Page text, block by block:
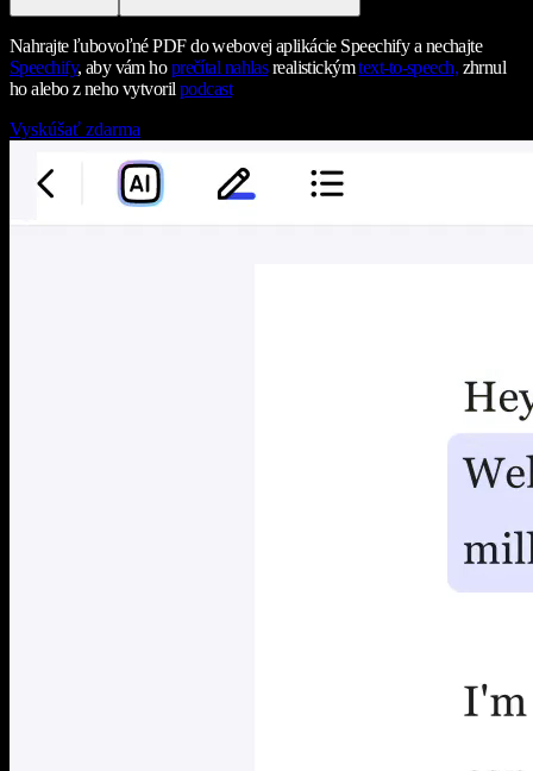
Nahrajte ľubovoľné PDF do webovej aplikácie Speechify a nechajte
Speechify, aby vám hoprečítal nahlasrealistickýmtext-to-speech, zhrnul
ho alebo z neho vytvorilpodcast
Vyskúšať zdarma